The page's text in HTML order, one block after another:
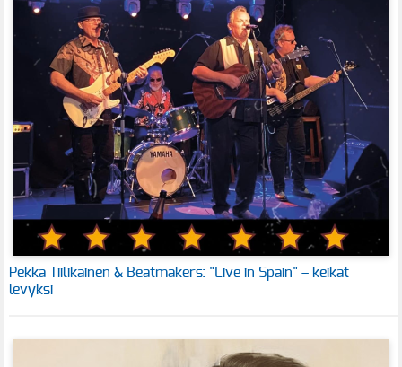
Pekka Tiilikainen & Beatmakers: "Live in Spain" – keikat
levyksi